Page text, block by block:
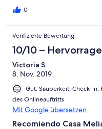
encore pour tout !
0
Verifizierte Bewertung
10/10 –
Victoria S.
8. Nov. 2019
Gut: Sauberkeit, Check-in,
des Onlineauftritts
Mit Google übersetzen
Recomiendo Casa